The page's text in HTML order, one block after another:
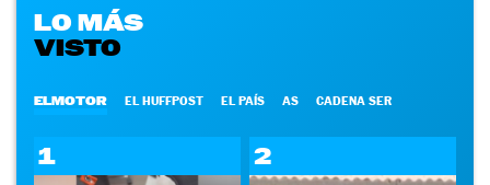
LO MÁS
VISTO
ELMOTOR EL HUFFPOST EL PAÍS AS CADENA SER
1 2